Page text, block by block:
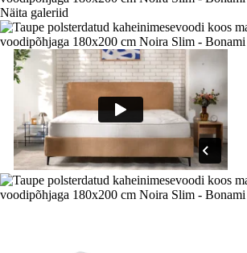
Näita galeriid